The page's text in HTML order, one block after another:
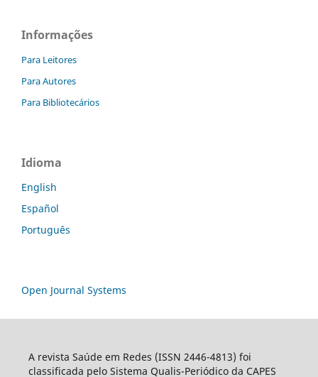
Informações
Para Leitores
Para Autores
Para Bibliotecários
Idioma
English
Español
Português
Open Journal Systems
A revista Saúde em Redes (ISSN 2446-4813) foi
classificada pelo Sistema Qualis-Periódico da CAPES